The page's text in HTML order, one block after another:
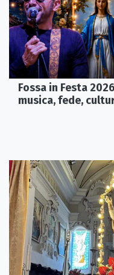
Fossa in Festa
musica, fede,